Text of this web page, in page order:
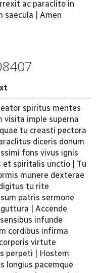
ac paraclito in
saecula | Amen
spiritus mentes
visita imple superna
tu creasti pectora
diceris donum
fons vivus ignis
et spiritalis unctio | Tu
munere dexterae
tu rite
patris sermone
| Accende
infunde
cordibus infirma
virtute
perpeti | Hostem
longius pacemque